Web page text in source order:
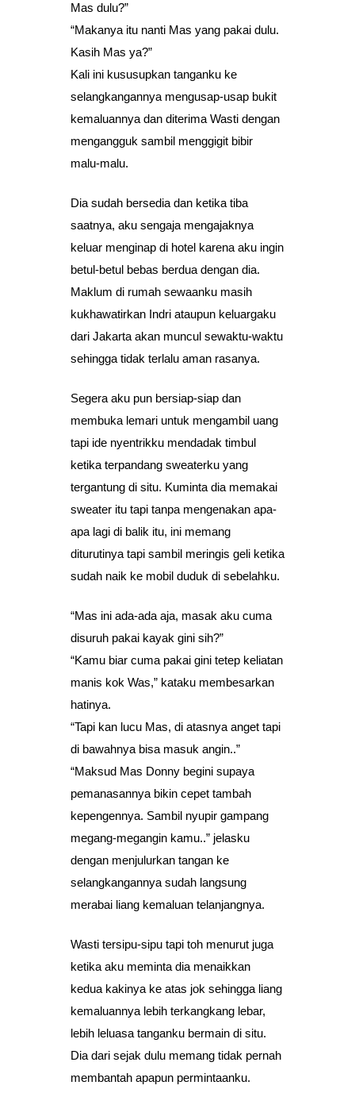
Mas dulu?”
“Makanya itu nanti Mas yang pakai dulu.
Kasih Mas ya?”
Kali ini kususupkan tanganku ke
selangkangannya mengusap-usap bukit
kemaluannya dan diterima Wasti dengan
mengangguk sambil menggigit bibir
malu-malu.
Dia sudah bersedia dan ketika tiba
saatnya, aku sengaja mengajaknya
keluar menginap di hotel karena aku ingin
betul-betul bebas berdua dengan dia.
Maklum di rumah sewaanku masih
kukhawatirkan Indri ataupun keluargaku
dari Jakarta akan muncul sewaktu-waktu
sehingga tidak terlalu aman rasanya.
Segera aku pun bersiap-siap dan
membuka lemari untuk mengambil uang
tapi ide nyentrikku mendadak timbul
ketika terpandang sweaterku yang
tergantung di situ. Kuminta dia memakai
sweater itu tapi tanpa mengenakan apa-
apa lagi di balik itu, ini memang
diturutinya tapi sambil meringis geli ketika
sudah naik ke mobil duduk di sebelahku.
“Mas ini ada-ada aja, masak aku cuma
disuruh pakai kayak gini sih?”
“Kamu biar cuma pakai gini tetep keliatan
manis kok Was,” kataku membesarkan
hatinya.
“Tapi kan lucu Mas, di atasnya anget tapi
di bawahnya bisa masuk angin..”
“Maksud Mas Donny begini supaya
pemanasannya bikin cepet tambah
kepengennya. Sambil nyupir gampang
megang-megangin kamu..” jelasku
dengan menjulurkan tangan ke
selangkangannya sudah langsung
merabai liang kemaluan telanjangnya.
Wasti tersipu-sipu tapi toh menurut juga
ketika aku meminta dia menaikkan
kedua kakinya ke atas jok sehingga liang
kemaluannya lebih terkangkang lebar,
lebih leluasa tanganku bermain di situ.
Dia dari sejak dulu memang tidak pernah
membantah apapun permintaanku.